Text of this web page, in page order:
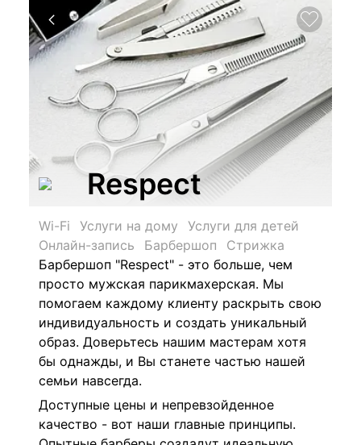
Respect
Wi-Fi Услуги на дому
Услуги для детей
Онлайн-запись
Барбершоп
Стрижка
Барбершоп "Respect" - это больше, чем
просто мужская парикмахерская. Мы
помогаем каждому клиенту раскрыть свою
индивидуальность и создать уникальный
образ. Доверьтесь нашим мастерам хотя
бы однажды, и Вы станете частью нашей
семьи навсегда.
Доступные цены и непревзойденное
качество - вот наши главные принципы.